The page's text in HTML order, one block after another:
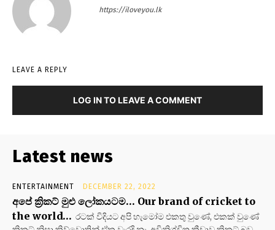
https://iloveyou.lk
LEAVE A REPLY
LOG IN TO LEAVE A COMMENT
Latest news
ENTERTAINMENT DECEMBER 22, 2022
අපේ ක්‍රිකට් මුළු ලෝකයටම… Our brand of cricket to
the world… රටක් විදියට අපි හැමෝම එකතු වුණේ, එකක් වුණේ